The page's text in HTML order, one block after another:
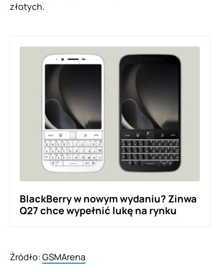
złotych.
BlackBerry w nowym wydaniu? Zinwa
Q27 chce wypełnić lukę na rynku
Źródło: GSMArena